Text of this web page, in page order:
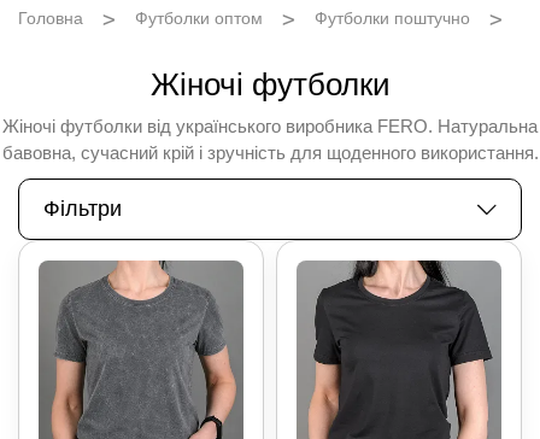
Головна Футболки оптом Футболки поштучно
Жіночі футболки
Жіночі футболки від українського виробника FERO. Натуральна
бавовна, сучасний крій і зручність для щоденного використання.
Фільтри